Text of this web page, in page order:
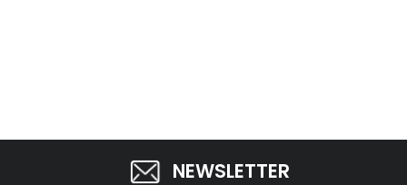
NEWSLETTER